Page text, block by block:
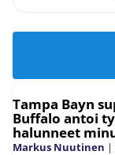
Tampa Bayn
Buffalo antoi
halunneet
Markus Nuutinen |